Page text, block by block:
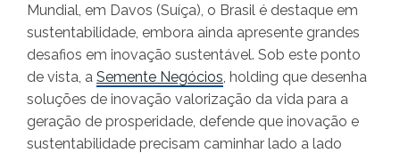
Mundial, em Davos (Suíça), o Brasil é destaque em
sustentabilidade, embora ainda apresente grandes
desafios em inovação sustentável. Sob este ponto
de vista, a Semente Negócios , holding que desenha
soluções de inovação valorização da vida para a
geração de prosperidade, defende que inovação e
sustentabilidade precisam caminhar lado a lado